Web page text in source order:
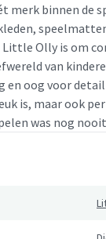
merk binnen de
Little Olly is om
van
en oog voor
is, maar ook
was nog